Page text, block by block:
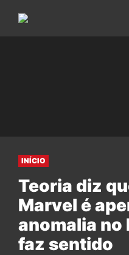
INÍCIO
Teoria diz
Marvel é
anomalia no
faz sentido